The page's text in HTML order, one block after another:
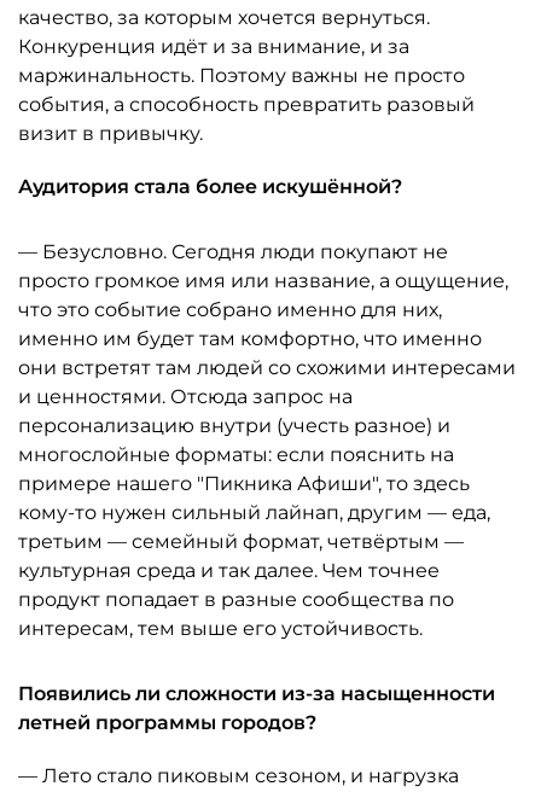
качество, за которым хочется вернуться.
Конкуренция идёт и за внимание, и за
маржинальность. Поэтому важны не просто
события, а способность превратить разовый
визит в привычку.
Аудитория стала более искушённой?
— Безусловно. Сегодня люди покупают не
просто громкое имя или название, а ощущение,
что это событие собрано именно для них,
именно им будет там комфортно, что именно
они встретят там людей со схожими интересами
и ценностями. Отсюда запрос на
персонализацию внутри (учесть разное) и
многослойные форматы: если пояснить на
примере нашего "Пикника Афиши", то здесь
кому-то нужен сильный лайнап, другим — еда,
третьим — семейный формат, четвёртым —
культурная среда и так далее. Чем точнее
продукт попадает в разные сообщества по
интересам, тем выше его устойчивость.
Появились ли сложности из-за насыщенности
летней программы городов?
— Лето стало пиковым сезоном, и нагрузка